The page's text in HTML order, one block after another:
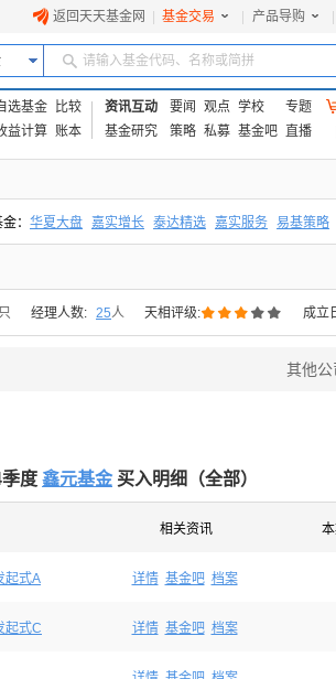
返回天天基金网 基金交易 产品导购
请输入基金代码、名称或简拼
选基金
比较
益计算 账本
资讯互动 要闻 观点 学校
专题
基金研究
策略 私募 基金吧 直播
： 华夏大盘 嘉实增长 泰达精选 嘉实服务 易基策略
联接A
只 经理人数: 25人 天相评级: 成立
其他公
度 鑫元基金 买入明细（全部）
相关资讯
起式A 详情 基金吧 档案
起式C 详情 基金吧 档案